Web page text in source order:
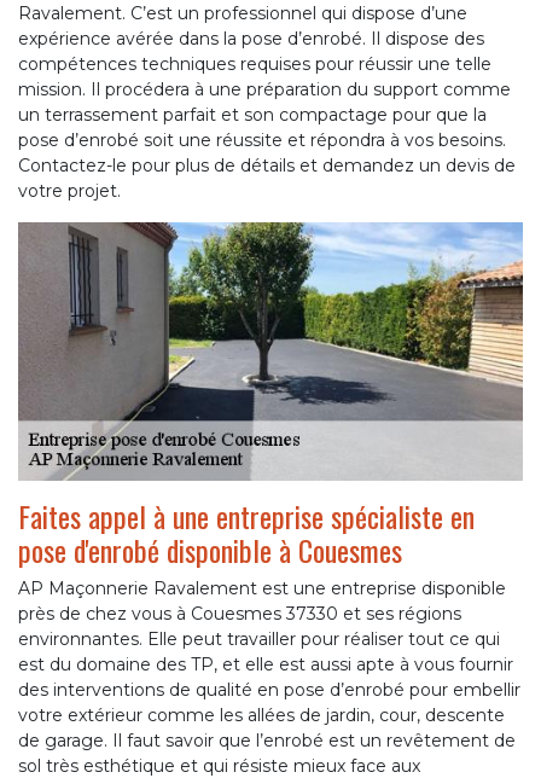
Ravalement. C’est un professionnel qui dispose d’une
expérience avérée dans la pose d’enrobé. Il dispose des
compétences techniques requises pour réussir une telle
mission. Il procédera à une préparation du support comme
un terrassement parfait et son compactage pour que la
pose d’enrobé soit une réussite et répondra à vos besoins.
Contactez-le pour plus de détails et demandez un devis de
votre projet.
Faites appel à une entreprise spécialiste en
pose d'enrobé disponible à Couesmes
AP Maçonnerie Ravalement est une entreprise disponible
près de chez vous à Couesmes 37330 et ses régions
environnantes. Elle peut travailler pour réaliser tout ce qui
est du domaine des TP, et elle est aussi apte à vous fournir
des interventions de qualité en pose d’enrobé pour embellir
votre extérieur comme les allées de jardin, cour, descente
de garage. Il faut savoir que l’enrobé est un revêtement de
sol très esthétique et qui résiste mieux face aux